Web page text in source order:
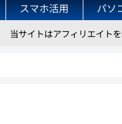
スマホ活用 パソ
当サイトはアフィリエイト